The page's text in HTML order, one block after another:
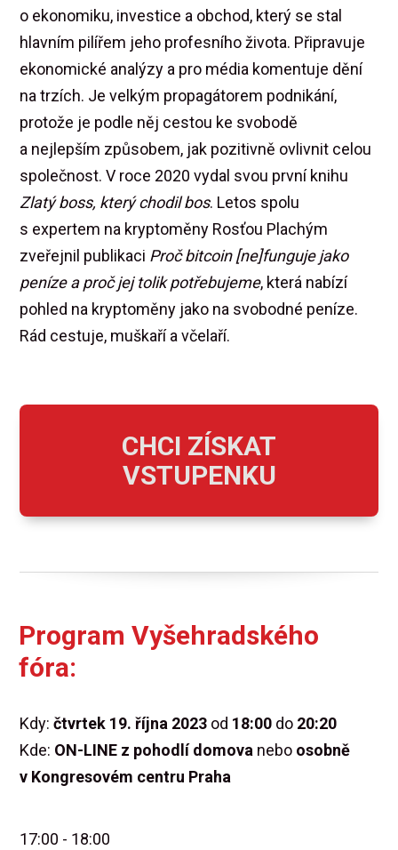
o ekonomiku, investice a obchod, který se stal
hlavním pilířem jeho profesního života. Připravuje
ekonomické analýzy a pro média komentuje dění
na trzích. Je velkým propagátorem podnikání,
protože je podle něj cestou ke svobodě
a nejlepším způsobem, jak pozitivně ovlivnit celou
společnost. V roce 2020 vydal svou první knihu
Zlatý boss, který chodil bos. Letos spolu
s expertem na kryptoměny Rosťou Plachým
zveřejnil publikaci Proč bitcoin [ne]funguje jako
peníze a proč jej tolik potřebujeme, která nabízí
pohled na kryptoměny jako na svobodné peníze.
Rád cestuje, muškaří a včelaří.
CHCI ZÍSKAT
VSTUPENKU
Program Vyšehradského
fóra:
Kdy:čtvrtek 19. října 2023 od 18:00 do 20:20
Kde: ON-LINE z pohodlí domova nebo osobně
v Kongresovém centru Praha
17:00 - 18:00